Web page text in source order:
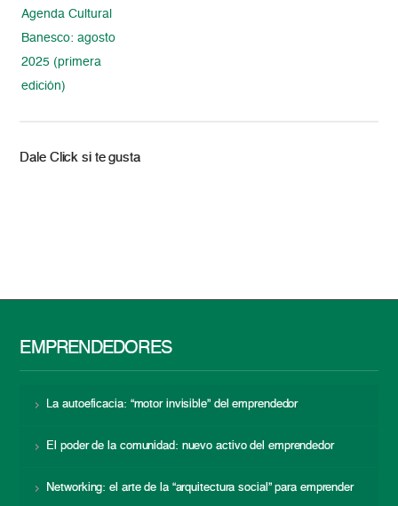
Agenda Cultural
Banesco: agosto
2025 (primera
edición)
Dale Click si te gusta
EMPRENDEDORES
La autoeficacia: “motor invisible” del emprendedor
El poder de la comunidad: nuevo activo del emprendedor
Networking: el arte de la “arquitectura social” para emprender